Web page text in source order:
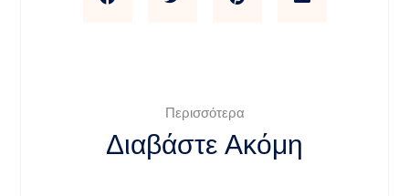
Περισσότερα
Διαβάστε Ακόμη